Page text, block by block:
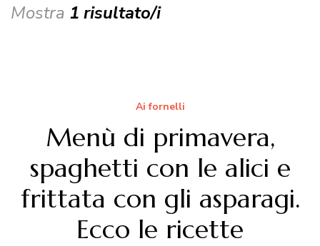
Mostra 1 risultato/i
Ai fornelli
Menù di primavera,
spaghetti con le alici e
frittata con gli asparagi.
Ecco le ricette